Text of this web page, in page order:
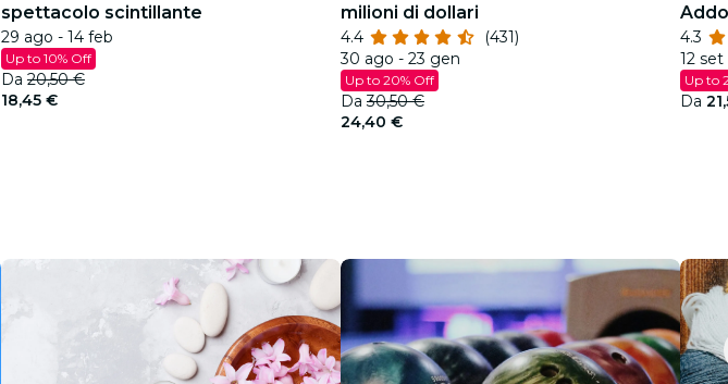
spettacolo scintillante
29 ago - 14 feb
Up to 10% Off
Da 20,50 €
18,45 €
milioni di dollari
4.4
(431)
30 ago - 23 gen
Up to 20% Off
Da30,50 €
24,40 €
4.3
12
Up to
Da